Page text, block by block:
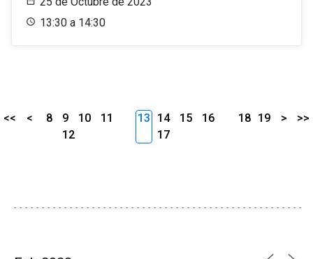
13:30 a 14:30
<< < 8 9 10
11
12
13 14 15
16
17
18 19 > >>